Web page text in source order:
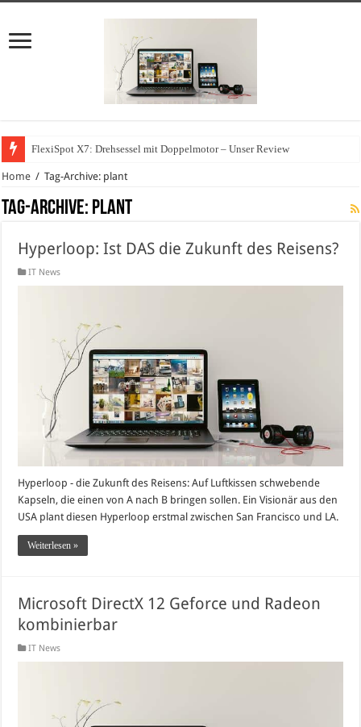
FlexiSpot X7: Drehsessel mit Doppelmotor – Unser Review
Home / Tag-Archive: plant
Tag-Archive: plant
Hyperloop: Ist DAS die Zukunft des Reisens?
IT News
Hyperloop - die Zukunft des Reisens: Auf Luftkissen schwebende
Kapseln, die einen von A nach B bringen sollen. Ein Visionär aus den
USA plant diesen Hyperloop erstmal zwischen San Francisco und LA.
Weiterlesen »
Microsoft DirectX 12 Geforce und Radeon
kombinierbar
IT News